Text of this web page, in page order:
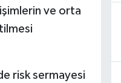
ve orta
risk sermayesi